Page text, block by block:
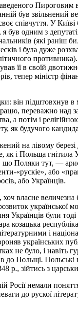
був звільнений
співчуття. У
одним з
(які
і була дуже
її в своїй
тепер міністр
він підштовхнув
переважно над
а потім і
як будучого
на лівому
як і Польща
Поляки тут, —
«рускіе», або
або Українців.
власне величезна
української
Українців були
козацька
і
українських
не було, і навіть
до Польщі.
р., зійтись з
немали
до рускої